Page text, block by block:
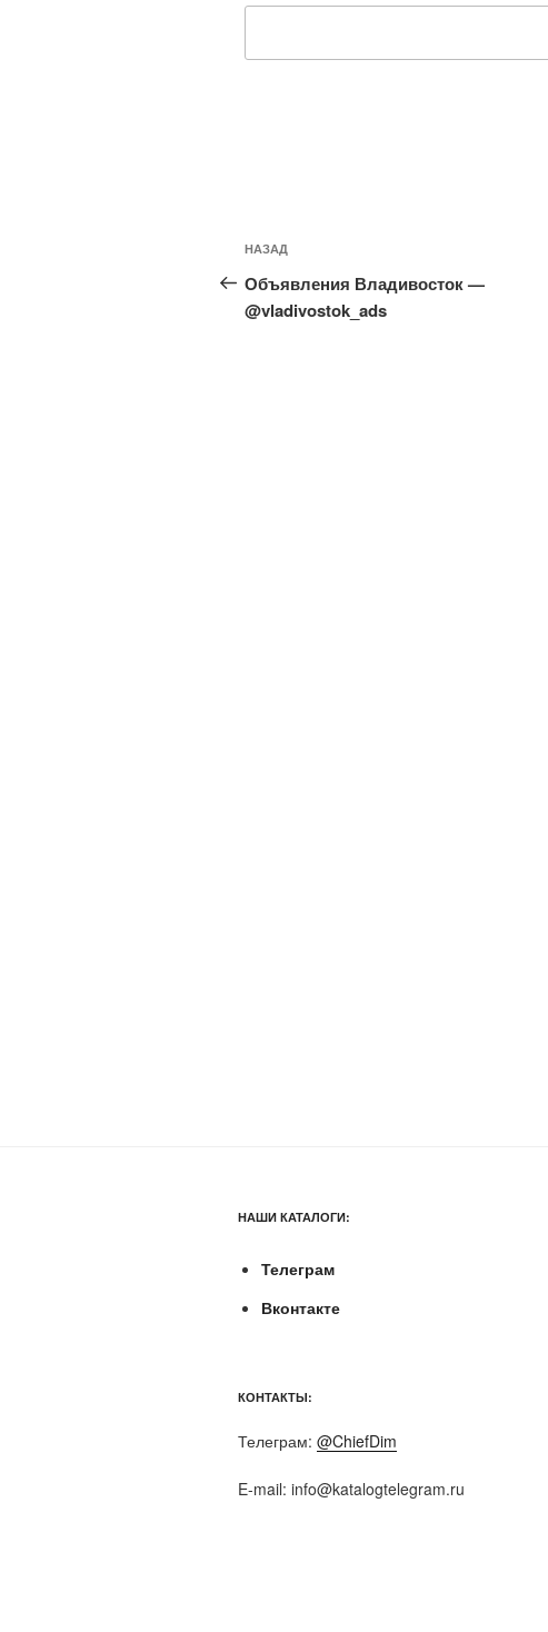
Навигация
по
записям
Предыдущая
запись:
НАЗАД
Объявления Владивосток —
@vladivostok_ads
НАШИ КАТАЛОГИ:
Телеграм
Вконтакте
КОНТАКТЫ:
Телеграм: @ChiefDim
E-mail: info@katalogtelegram.ru